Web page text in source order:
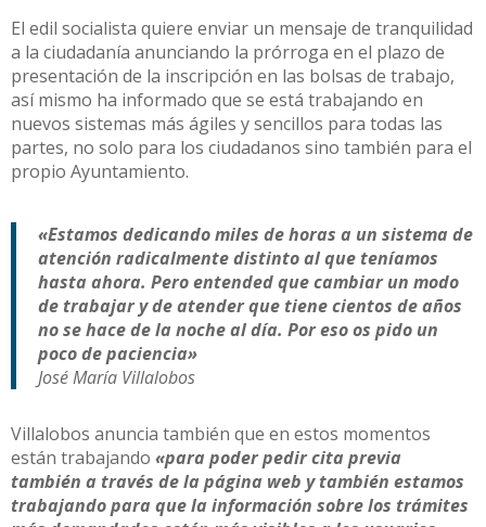
El edil socialista quiere enviar un mensaje de tranquilidad
a la ciudadanía anunciando la prórroga en el plazo de
presentación de la inscripción en las bolsas de trabajo,
así mismo ha informado que se está trabajando en
nuevos sistemas más ágiles y sencillos para todas las
partes, no solo para los ciudadanos sino también para el
propio Ayuntamiento.
«Estamos dedicando miles de horas a un sistema de
atención radicalmente distinto al que teníamos
hasta ahora. Pero entended que cambiar un modo
de trabajar y de atender que tiene cientos de años
no se hace de la noche al día. Por eso os pido un
poco de paciencia»
José María Villalobos
Villalobos anuncia también que en estos momentos
están trabajando «para poder pedir cita previa
también a través de la página web y también estamos
trabajando para que la información sobre los trámites